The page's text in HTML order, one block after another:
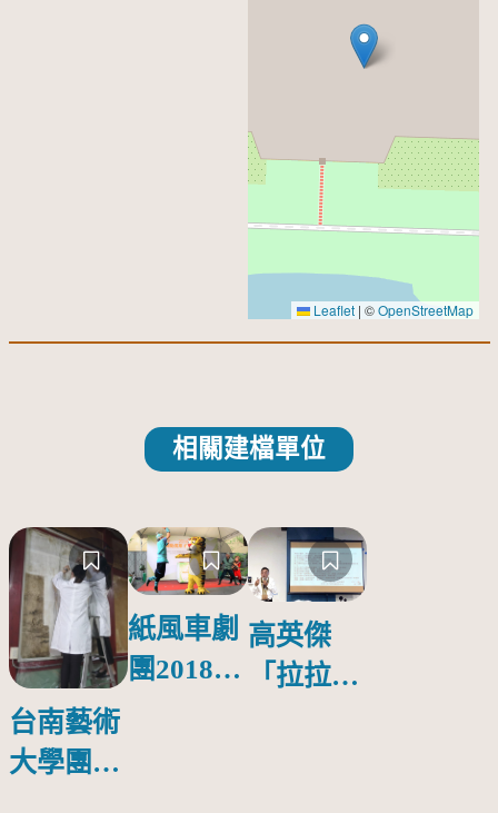
Leaflet | ©OpenStreetMap
相關建檔單位
台南藝術
大學團隊
紙風車劇
團2018公
高英傑
「拉拉庫